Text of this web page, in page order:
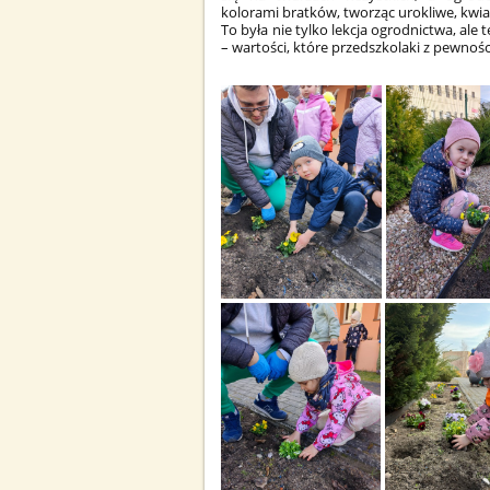
kolorami bratków, tworząc urokliwe,
To była nie tylko lekcja ogrodnictwa, ale
– wartości, które przedszkolaki z